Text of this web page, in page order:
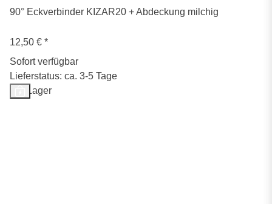
90° Eckverbinder KIZAR20 + Abdeckung milchig
12,50 € *
Sofort verfügbar
Lieferstatus: ca. 3-5 Tage
Auf Lager